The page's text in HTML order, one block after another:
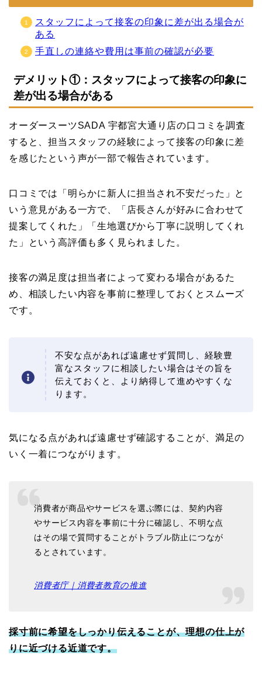
スタッフによって接客の印象に差が出る場合が
ある
手直しの連絡や費用は事前の確認が必要
デメリット①：スタッフによって接客の印象に
差が出る場合がある
オーダースーツSADA 宇都宮大通り店の口コミを調査
すると、担当スタッフの経験によって接客の印象に差
を感じたという声が一部で報告されています。
口コミでは「明らかに新人に担当され不安だった」と
いう意見がある一方で、「店長さんが好みに合わせて
提案してくれた」「生地選びから丁寧に説明してくれ
た」という高評価も多く見られました。
接客の満足度は担当者によって変わる場合があるた
め、相談したい内容を事前に整理しておくとスムーズ
です。
不安な点があれば遠慮せず質問し、経験豊
富なスタッフに相談したい場合はその旨を
伝えておくと、より納得して進めやすくな
ります。
気になる点があれば遠慮せず確認することが、満足の
いく一着につながります。
消費者が商品やサービスを選ぶ際には、契約内容
やサービス内容を事前に十分に確認し、不明な点
はその場で質問することがトラブル防止につなが
るとされています。
消費者庁｜消費者教育の推進
採寸前に希望をしっかり伝えることが、理想の仕上が
りに近づける近道です。